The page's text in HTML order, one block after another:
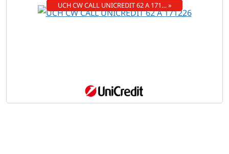
UCH CW CALL UNICREDIT 62 A 171… »